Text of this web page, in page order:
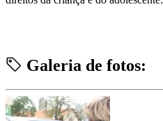
Galeria de fotos: